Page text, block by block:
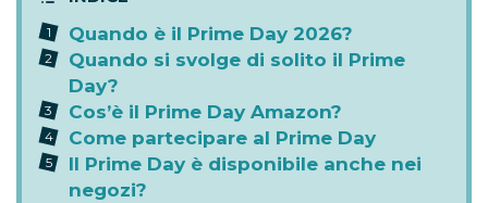
Quando è il Prime Day 2026?
Quando si svolge di solito il Prime
Day?
Cos’è il Prime Day Amazon?
Come partecipare al Prime Day
Il Prime Day è disponibile anche nei
negozi?